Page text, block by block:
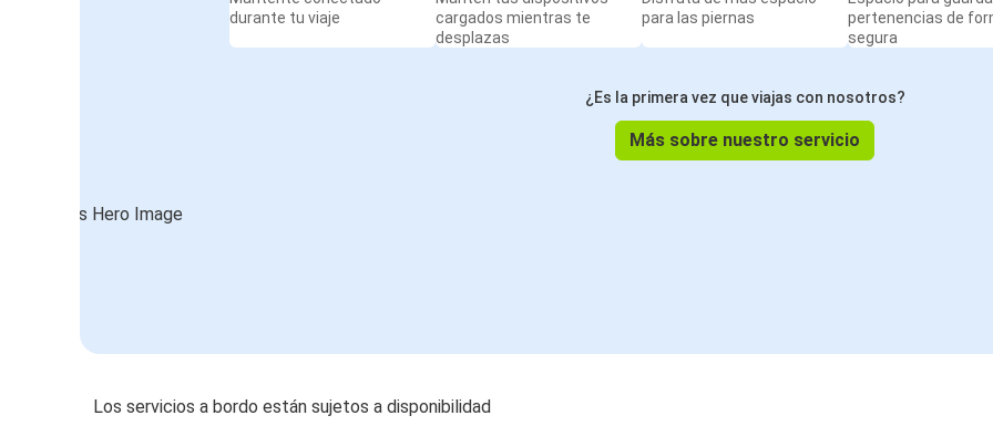
durante tu viaje
cargados mientras te
desplazas
para las piernas
pertenencias de
segura
¿Es la primera vez que viajas con nosotros?
Más sobre nuestro servicio
Los servicios a bordo están sujetos a disponibilidad